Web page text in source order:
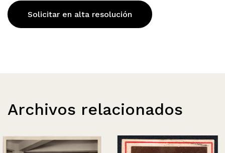
Solicitar en alta resolución
Archivos relacionados